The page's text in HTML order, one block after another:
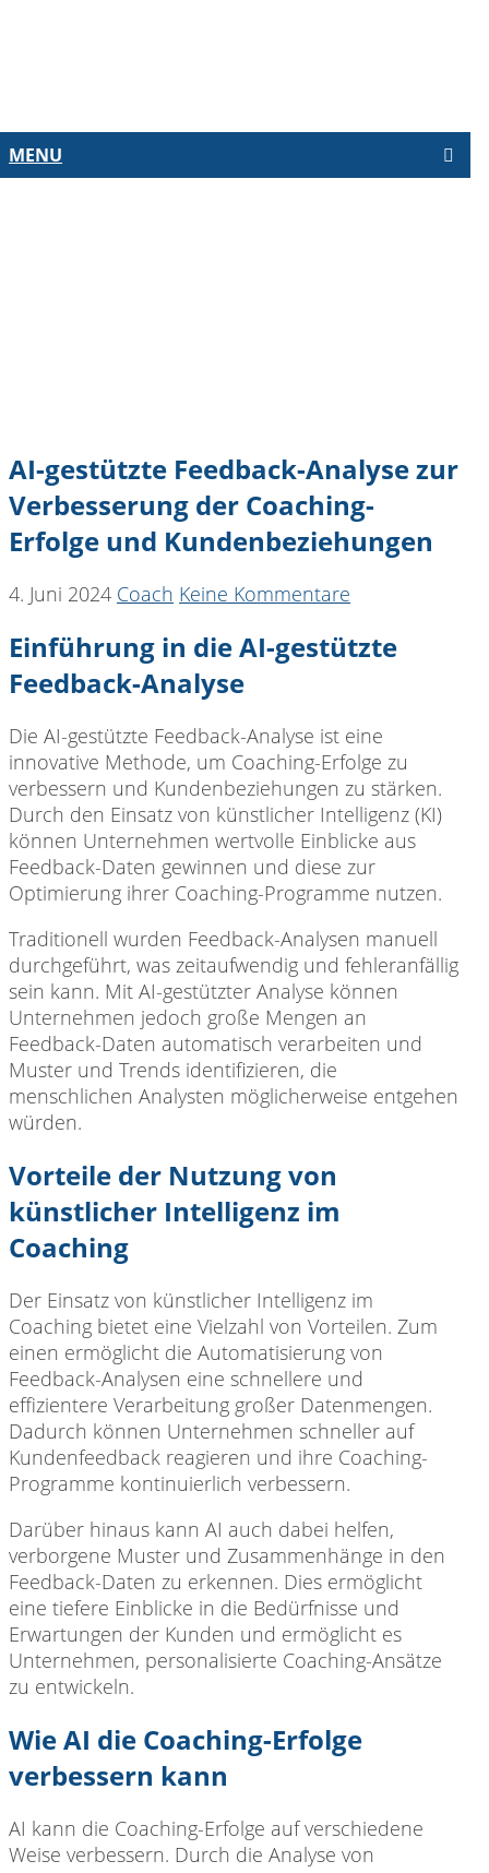
MENU
AI-gestützte Feedback-Analyse zur
Verbesserung der Coaching-
Erfolge und Kundenbeziehungen
4. Juni 2024 Coach Keine Kommentare
Einführung in die AI-gestützte
Feedback-Analyse
Die AI-gestützte Feedback-Analyse ist eine
innovative Methode, um Coaching-Erfolge zu
verbessern und Kundenbeziehungen zu stärken.
Durch den Einsatz von künstlicher Intelligenz (KI)
können Unternehmen wertvolle Einblicke aus
Feedback-Daten gewinnen und diese zur
Optimierung ihrer Coaching-Programme nutzen.
Traditionell wurden Feedback-Analysen manuell
durchgeführt, was zeitaufwendig und fehleranfällig
sein kann. Mit AI-gestützter Analyse können
Unternehmen jedoch große Mengen an
Feedback-Daten automatisch verarbeiten und
Muster und Trends identifizieren, die
menschlichen Analysten möglicherweise entgehen
würden.
Vorteile der Nutzung von
künstlicher Intelligenz im
Coaching
Der Einsatz von künstlicher Intelligenz im
Coaching bietet eine Vielzahl von Vorteilen. Zum
einen ermöglicht die Automatisierung von
Feedback-Analysen eine schnellere und
effizientere Verarbeitung großer Datenmengen.
Dadurch können Unternehmen schneller auf
Kundenfeedback reagieren und ihre Coaching-
Programme kontinuierlich verbessern.
Darüber hinaus kann AI auch dabei helfen,
verborgene Muster und Zusammenhänge in den
Feedback-Daten zu erkennen. Dies ermöglicht
eine tiefere Einblicke in die Bedürfnisse und
Erwartungen der Kunden und ermöglicht es
Unternehmen, personalisierte Coaching-Ansätze
zu entwickeln.
Wie AI die Coaching-Erfolge
verbessern kann
AI kann die Coaching-Erfolge auf verschiedene
Weise verbessern. Durch die Analyse von